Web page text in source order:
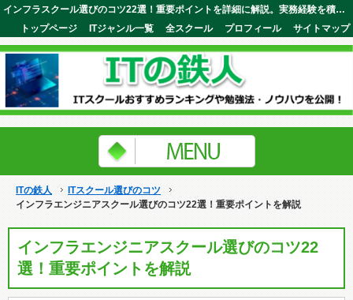
インフラスクール選びのコツ22選！重要ポイントを詳細に解説。実務経験を積むための実践的なカリキュラムが特徴ITの鉄人
サイトマップ
プロフィール
全スクール
ITジャンル一覧
トップページ
ITの鉄人
ITスクール選びのコツ
インフラエンジニアスクール選びのコツ22選！重要ポイントを解説
インフラエンジニアスクール選びのコツ22
選！重要ポイントを解説